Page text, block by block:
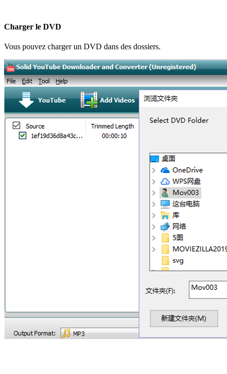
Charger le DVD
Vous pouvez charger un DVD dans des dossiers.